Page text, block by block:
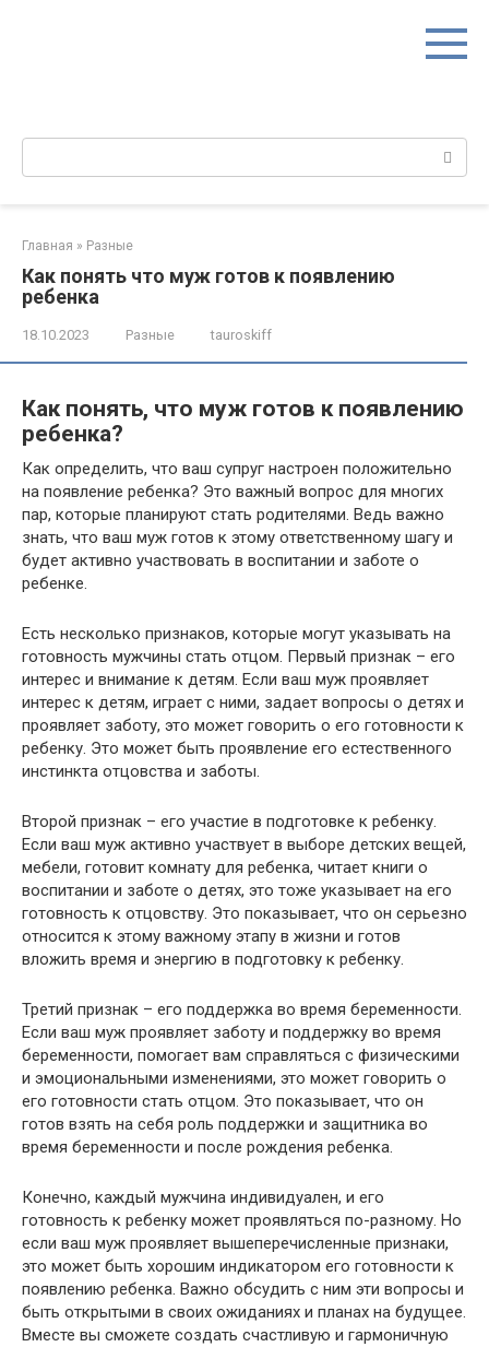
Поиск:
Главная » Разные
Как понять что муж готов к появлению
ребенка
18.10.2023 Разные tauroskiff
Как понять, что муж готов к появлению
ребенка?
Как определить, что ваш супруг настроен положительно
на появление ребенка? Это важный вопрос для многих
пар, которые планируют стать родителями. Ведь важно
знать, что ваш муж готов к этому ответственному шагу и
будет активно участвовать в воспитании и заботе о
ребенке.
Есть несколько признаков, которые могут указывать на
готовность мужчины стать отцом. Первый признак – его
интерес и внимание к детям. Если ваш муж проявляет
интерес к детям, играет с ними, задает вопросы о детях и
проявляет заботу, это может говорить о его готовности к
ребенку. Это может быть проявление его естественного
инстинкта отцовства и заботы.
Второй признак – его участие в подготовке к ребенку.
Если ваш муж активно участвует в выборе детских вещей,
мебели, готовит комнату для ребенка, читает книги о
воспитании и заботе о детях, это тоже указывает на его
готовность к отцовству. Это показывает, что он серьезно
относится к этому важному этапу в жизни и готов
вложить время и энергию в подготовку к ребенку.
Третий признак – его поддержка во время беременности.
Если ваш муж проявляет заботу и поддержку во время
беременности, помогает вам справляться с физическими
и эмоциональными изменениями, это может говорить о
его готовности стать отцом. Это показывает, что он
готов взять на себя роль поддержки и защитника во
время беременности и после рождения ребенка.
Конечно, каждый мужчина индивидуален, и его
готовность к ребенку может проявляться по-разному. Но
если ваш муж проявляет вышеперечисленные признаки,
это может быть хорошим индикатором его готовности к
появлению ребенка. Важно обсудить с ним эти вопросы и
быть открытыми в своих ожиданиях и планах на будущее.
Вместе вы сможете создать счастливую и гармоничную